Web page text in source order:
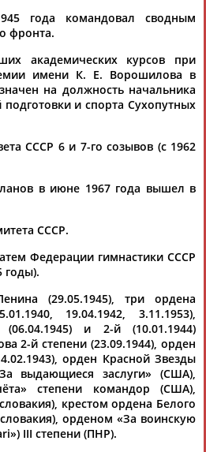
года командовал сводным
фронта.
академических курсов при
имени К. Е. Ворошилова в
на должность начальника
и спорта Сухопутных
СССР 6 и 7-го созывов (с 1962
в июне 1967 года вышел в
СССР.
Федерации гимнастики СССР
годы).
(29.05.1945), три ордена
19.04.1942, 3.11.1953),
и 2-й (10.01.1944)
2-й степени (23.09.1944), орден
орден Красной Звезды
выдающиеся заслуги» (США),
степени командор (США),
крестом ордена Белого
орденом «За воинскую
III степени (ПНР).